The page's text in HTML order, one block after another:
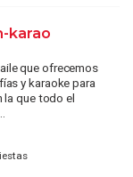
karao
que ofrecemos
y karaoke para
la que todo el